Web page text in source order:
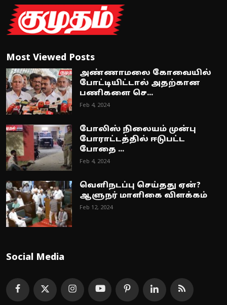
Most Viewed Posts
அண்ணாமலை கோவையில்
போட்டியிட்டால் அதற்கான
பணிகளை செ...
Feb 4, 2024
போலிஸ் நிலையம் முன்பு
போராட்டத்தில் ஈடுபட்ட
போதை ...
Feb 4, 2024
வெளிநடப்பு செய்தது ஏன்?
ஆளுநர் மாளிகை விளக்கம்
Feb 12, 2024
Social Media